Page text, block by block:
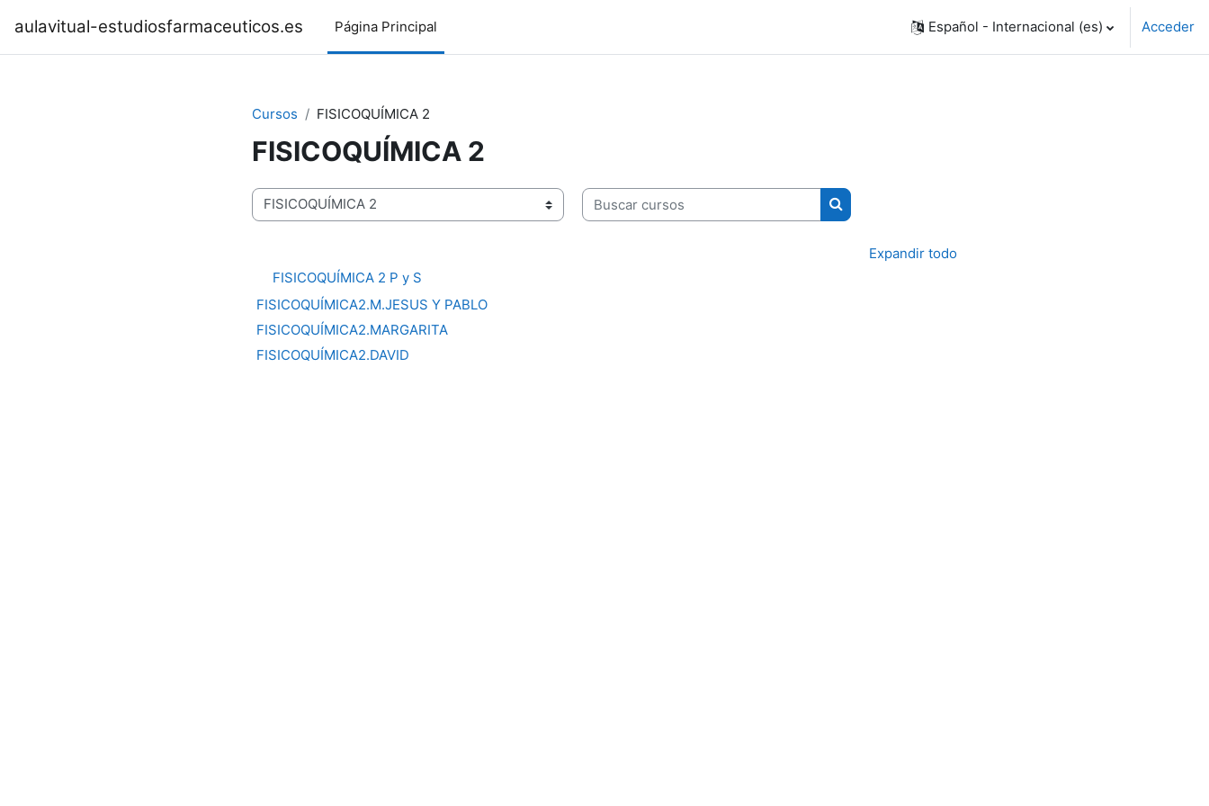
aulavitual-estudiosfarmaceuticos.es Página Principal Español - Internacional ‎(es)‎ Acceder
Cursos FISICOQUÍMICA 2
FISICOQUÍMICA 2
Categorías
Buscar cursos
Buscar cursos
Expandir todo
FISICOQUÍMICA 2 P y S
FISICOQUÍMICA2.M.JESUS Y PABLO
FISICOQUÍMICA2.MARGARITA
FISICOQUÍMICA2.DAVID